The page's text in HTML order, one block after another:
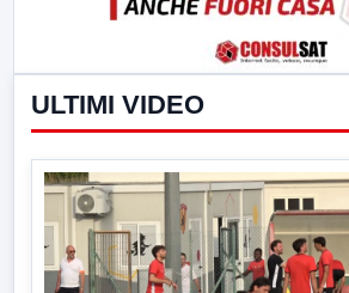
ULTIMI VIDEO